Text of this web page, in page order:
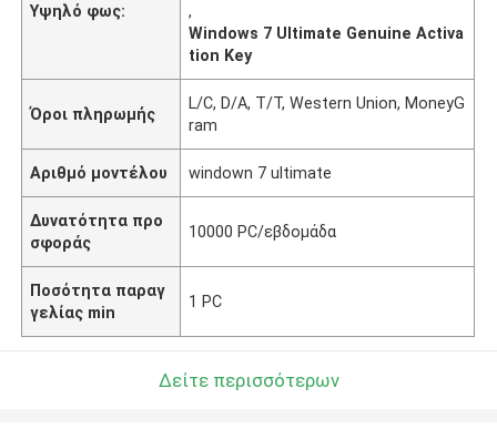
Υψηλό φως:
,
Windows 7 Ultimate Genuine Activa
tion Key
Όροι πληρωμής
L/C, D/A, T/T, Western Union, MoneyG
ram
Αριθμό μοντέλου windown 7 ultimate
Δυνατότητα προ
σφοράς
10000 PC/εβδομάδα
Ποσότητα παραγ
γελίας min
1 PC
Δείτε περισσότερων